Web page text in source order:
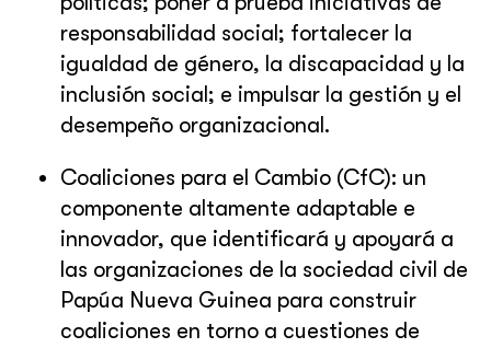
responsabilidad social; fortalecer la
igualdad de género, la discapacidad y la
inclusión social; e impulsar la gestión y el
desempeño organizacional.
Coaliciones para el Cambio (CfC): un
componente altamente adaptable e
innovador, que identificará y apoyará a
las organizaciones de la sociedad civil de
Papúa Nueva Guinea para construir
coaliciones en torno a cuestiones de